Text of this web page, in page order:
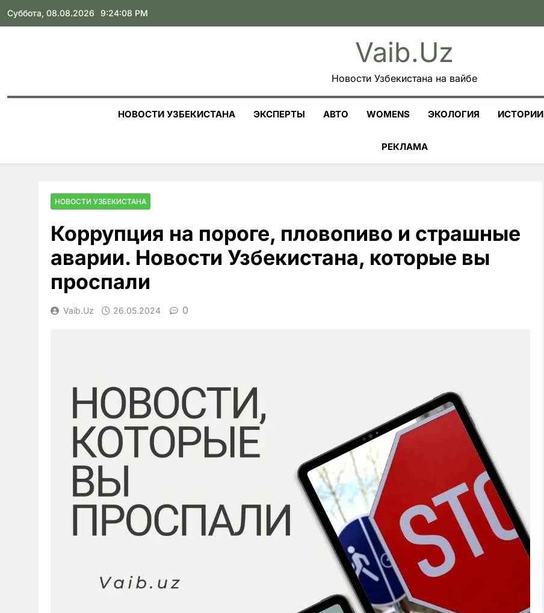
Skip
Суббота, 08.08.2026 9:24:10 PM
Vaib.uz
Новости Узбекистана на вайбе
НОВОСТИ УЗБЕКИСТАНА ЭКСПЕРТЫ АВТО WOMENS ЭКОЛОГИЯ ИСТОРИИ
РЕКЛАМА
НОВОСТИ УЗБЕКИСТАНА
Коррупция на пороге, пловопиво и страшные
аварии. Новости Узбекистана, которые вы
проспали
Vaib.uz 26.05.2024 0